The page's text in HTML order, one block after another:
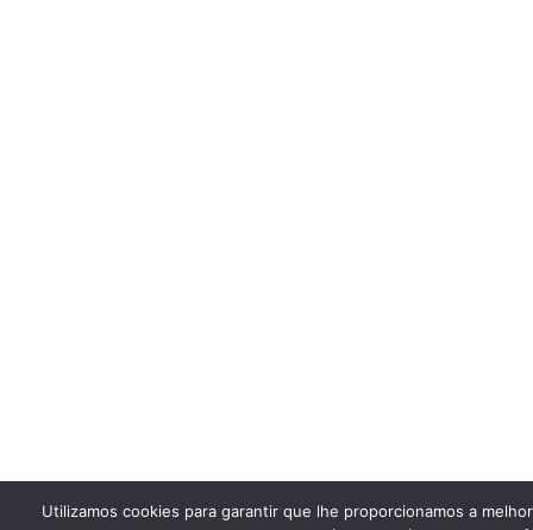
Utilizamos cookies para garantir que lhe proporcionamos a